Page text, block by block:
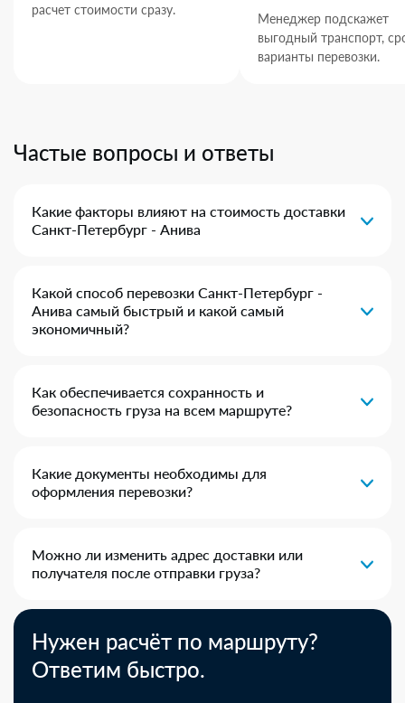
расчет стоимости сразу.
Менеджер подскажет
выгодный транспорт,
варианты перевозки.
Частые вопросы и ответы
Какие факторы влияют на стоимость доставки
Санкт-Петербург - Анива
Какой способ перевозки Санкт-Петербург -
Анива самый быстрый и какой самый
экономичный?
Как обеспечивается сохранность и
безопасность груза на всем маршруте?
Какие документы необходимы для
оформления перевозки?
Можно ли изменить адрес доставки или
получателя после отправки груза?
Нужен расчёт по маршруту?
Ответим быстро.